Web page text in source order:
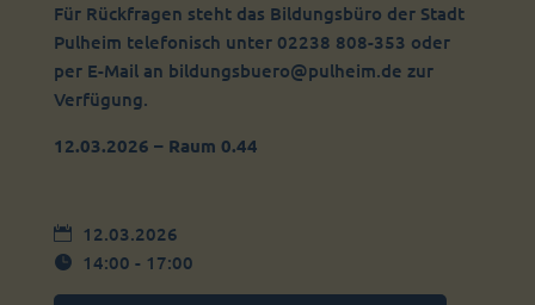
Für Rückfragen steht das Bildungsbüro der Stadt
Pulheim telefonisch unter 02238 808-353 oder
per E-Mail an bildungsbuero@pulheim.de zur
Verfügung.
12.03.2026 – Raum 0.44
12.03.2026
14:00 - 17:00